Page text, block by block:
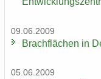
09.06.2009
Brach­flä­chen in
05.06.2009